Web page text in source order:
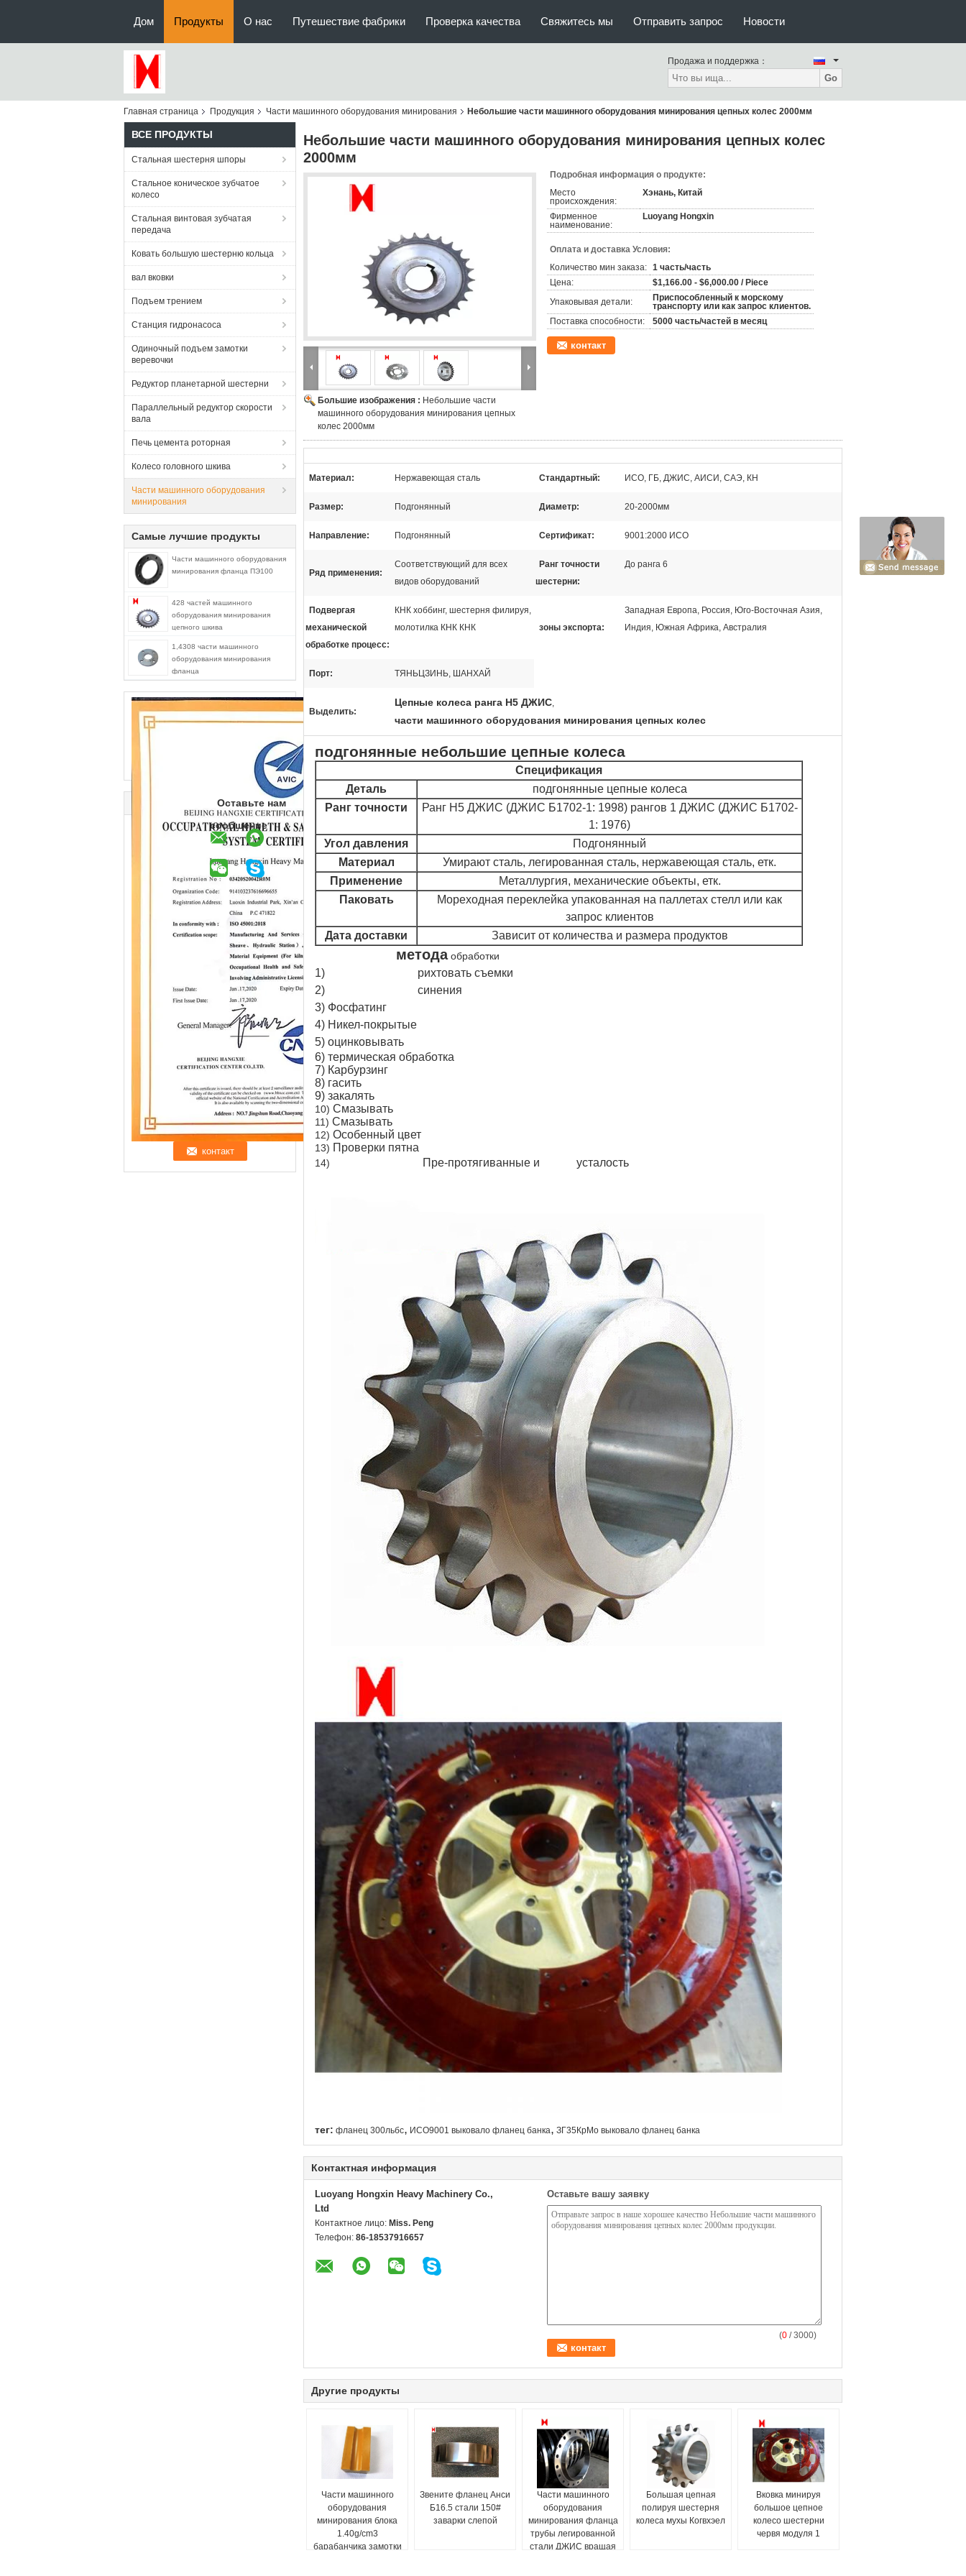
Дом Продукты О нас Путешествие фабрики Проверка качества Свяжитесь мы Отправить запрос Новости
Продажа и поддержка：
Go
Главная страница Продукция Части машинного оборудования минирования Небольшие части машинного оборудования минирования цепных колес 2000мм
ВСЕ ПРОДУКТЫ
Стальная шестерня шпоры
Стальное коническое зубчатое
колесо
Стальная винтовая зубчатая
передача
Ковать большую шестерню кольца
вал вковки
Подъем трением
Станция гидронасоса
Одиночный подъем замотки
веревочки
Редуктор планетарной шестерни
Параллельный редуктор скорости
вала
Печь цемента роторная
Колесо головного шкива
Части машинного оборудования
минирования
Самые лучшие продукты
Части машинного оборудования
минирования фланца ПЭ100
428 частей машинного
оборудования минирования
цепного шкива
1,4308 части машинного
оборудования минирования
фланца
Оставьте нам
сообщение
Небольшие части машинного оборудования минирования цепных колес
2000мм
Большие изображения : Небольшие части
машинного оборудования минирования цепных
колес 2000мм
Подробная информация о продукте:
Место
происхождения:
Хэнань, Китай
Фирменное
наименование:
Luoyang Hongxin
Оплата и доставка Условия:
Количество мин заказа: 1 часть/часть
Цена:
$1,166.00 - $6,000.00 / Piece
Упаковывая детали:
Приспособленный к морскому
транспорту или как запрос клиентов.
Поставка способности:
5000 часть/частей в месяц
контакт
Материал: Нержавеющая сталь Стандартный: ИСО, ГБ, ДЖИС, АИСИ, САЭ, КН
Размер: Подгонянный Диаметр: 20-2000мм
Направление: Подгонянный Сертификат: 9001:2000 ИСО
Ряд применения:
Соответствующий для всех
видов оборудований
Ранг точности
шестерни:
До ранга 6
Подвергая
механической
обработке процесс:
КНК хоббинг, шестерня филируя,
молотилка КНК КНК
зоны экспорта:
Западная Европа, Россия, Юго-Восточная Азия,
Индия, Южная Африка, Австралия
Порт: ТЯНЬЦЗИНЬ, ШАНХАЙ
Выделить:
Цепные колеса ранга Н5 ДЖИС,
части машинного оборудования минирования цепных колес
подгонянные небольшие цепные колеса
Спецификация
Деталь
подгонянные цепные колеса
Ранг точности
Ранг Н5 ДЖИС (ДЖИС Б1702-1: 1998) рангов 1 ДЖИС (ДЖИС Б1702-
1: 1976)
Угол давления
Подгонянный
Материал
Умирают сталь, легированная сталь, нержавеющая сталь, етк.
Применение
Металлургия, механические объекты, етк.
Паковать
Мореходная переклейка упакованная на паллетах стелл или как
запрос клиентов
Дата доставки
Зависит от количества и размера продуктов
методаобработки
1)
рихтовать съемки
2)
синения
3) Фосфатинг
4) Никел-покрытые
5) оцинковывать
6) термическая обработка
7) Карбурзинг
8) гасить
9) закалять
10) Смазывать
11) Смазывать
12) Особенный цвет
13) Проверки пятна
14) Пре-протягиванные и
усталость
тег: фланец 300льбс, ИСО9001 выковало фланец банка, ЗГ35КрМо выковало фланец банка
Контактная информация
Luoyang Hongxin Heavy Machinery Co.,
Ltd
Контактное лицо: Miss. Peng
Телефон: 86-18537916657
Оставьте вашу заявку
(0 / 3000)
Другие продукты
Части машинного
оборудования
минирования блока
1.40g/cm3
барабанчика замотки
Звените фланец Анси
Б16.5 стали 150#
заварки слепой
Части машинного
оборудования
минирования фланца
трубы легированной
стали ДЖИС вращая
Большая цепная
полируя шестерня
колеса мухы Когвхэел
Вковка минируя
большое цепное
колесо шестерни
червя модуля 1